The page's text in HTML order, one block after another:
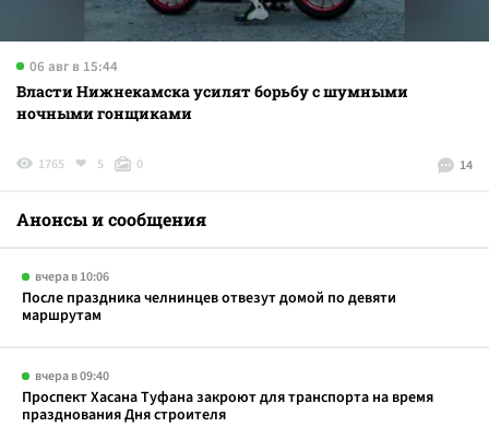
06 авг в 15:44
Власти Нижнекамска усилят борьбу с шумными
ночными гонщиками
14
1765 5 0
Анонсы и сообщения
вчера в 10:06
После праздника челнинцев отвезут домой по девяти
маршрутам
вчера в 09:40
Проспект Хасана Туфана закроют для транспорта на время
празднования Дня строителя